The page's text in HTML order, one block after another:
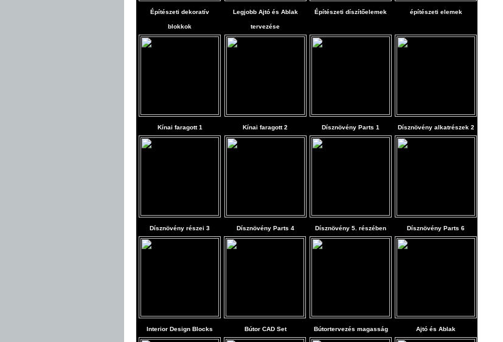
Építészeti dekoratív
blokkok
Legjobb Ajtó és Ablak
tervezése
Építészeti díszítőelemek építészeti elemek
Kínai faragott 1 Kínai faragott 2 Dísznövény Parts 1 Dísznövény alkatrészek 2
Dísznövény részei 3 Dísznövény Parts 4 Dísznövény 5. részében Dísznövény Parts 6
Interior Design Blocks Bútor CAD Set Bútortervezés magasság Ajtó és Ablak